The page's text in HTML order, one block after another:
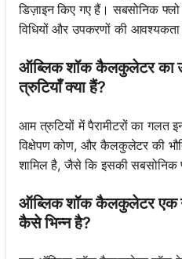
डिज़ाइन किए गए हैं। सबसोनिक फ्लो
विधियों और उपकरणों की आवश्यकता
ऑब्लिक शॉक कैलकुलेटर का
त्रुटियाँ क्या हैं?
आम त्रुटियों में पैरामीटरों का गलत
विक्षेपण कोण, और कैलकुलेटर की
शामिल है, जैसे कि इसकी सबसोनिक
ऑब्लिक शॉक कैलकुलेटर एक
कैसे भिन्न है?